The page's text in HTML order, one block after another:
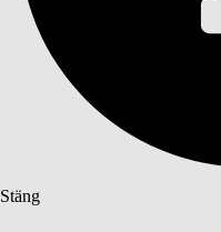
Stäng
Innehållsförteckningar